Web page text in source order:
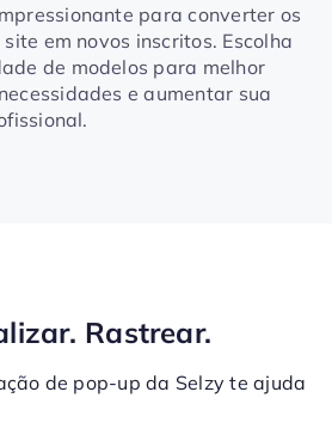
para converter os
em novos inscritos. Escolha
de modelos para melhor
e aumentar sua
Rastrear.
de pop-up da Selzy te ajuda